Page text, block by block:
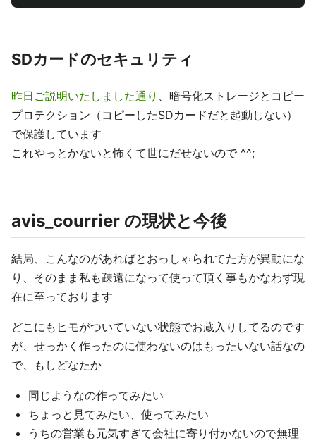
SDカードのセキュリティ
昨日ご説明いたしました通り
、暗号化ストレージとコピー
プロテクション（コピーしたSDカードだと起動しない）
で保護しています
これやっとかないと怖くて世にだせないので ^^;
avis_courrier の現状と今後
結局、こんなのがあればとおっしゃられてた方が異動にな
り、そのまま私も疎遠になって使って頂く事もかなわず現
在に至っております
どこにもヒモがついていない状態でお蔵入りしてるのです
が、せっかく作ったのに使わないのはもったいない話なの
で、もしどなたか
同じようなの作ってみたい
ちょっと見てみたい、使ってみたい
うちの営業も元気すぎて会社に寄り付かないので無理